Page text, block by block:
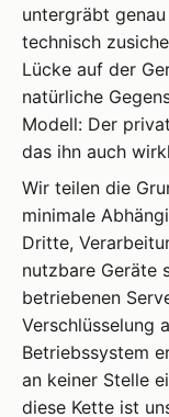
untergräbt
technisch
Lücke auf der
natürliche
Modell: Der
das ihn auch
Wir teilen die
minimale
Dritte,
nutzbare Geräte
betriebenen
Verschlüsselung
Betriebssystem
an keiner Stelle
diese Kette ist